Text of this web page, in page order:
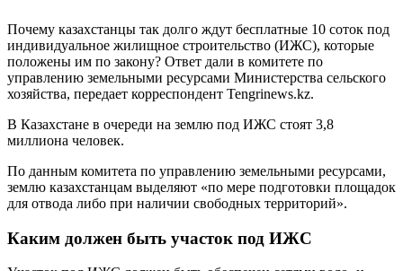
Почему казахстанцы так долго ждут бесплатные 10 соток под
индивидуальное жилищное строительство (ИЖС), которые
положены им по закону? Ответ дали в комитете по
управлению земельными ресурсами Министерства сельского
хозяйства, передает корреспондент Tengrinews.kz.
В Казахстане в очереди на землю под ИЖС стоят 3,8
миллиона человек.
По данным комитета по управлению земельными ресурсами,
землю казахстанцам выделяют «по мере подготовки площадок
для отвода либо при наличии свободных территорий».
Каким должен быть участок под ИЖС